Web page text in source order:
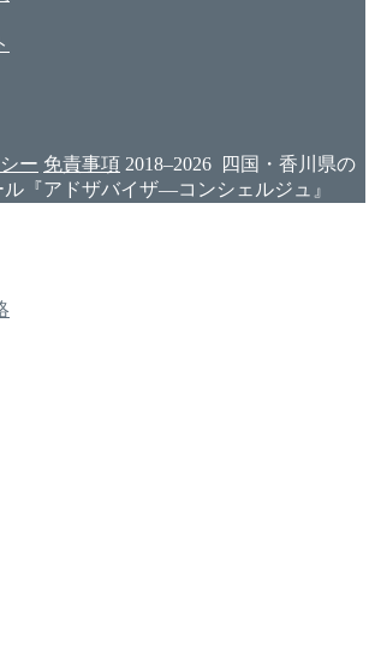
ー 免責事項 2018–2026 四国・香川県の
『アドザバイザ―コンシェルジュ』